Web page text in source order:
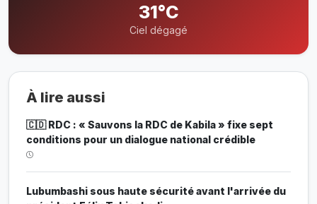
31°C
Ciel dégagé
À lire aussi
🇨🇩 RDC : « Sauvons la RDC de Kabila » fixe sept
conditions pour un dialogue national crédible
Lubumbashi sous haute sécurité avant l'arrivée du